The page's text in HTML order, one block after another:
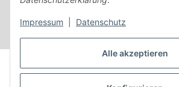
Alle akzeptieren
Impressum Datenschutz
Vertrag widerrufen